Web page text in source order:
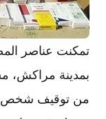
تمكنت عناصر